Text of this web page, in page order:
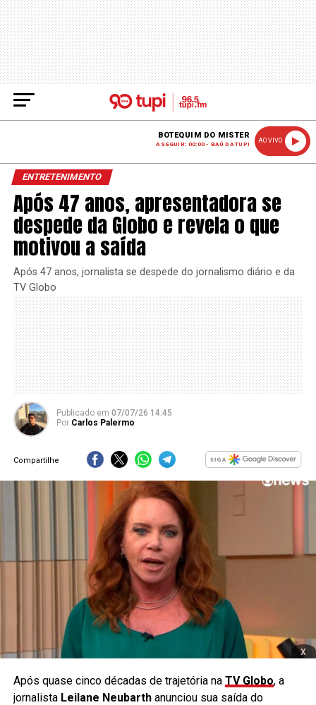
BOTEQUIM DO MISTER
A SEGUIR: 00:00 - BAÚ DA TUPI
AO VIVO
ENTRETENIMENTO
Após 47 anos, apresentadora se
despede da Globo e revela o que
motivou a saída
Após 47 anos, jornalista se despede do jornalismo diário e da
TV Globo
Publicado em 07/07/26 14:45
Por Carlos Palermo
Compartilhe
x
Após quase cinco décadas de trajetória na TV Globo, a
jornalista Leilane Neubarthanunciou sua saída do